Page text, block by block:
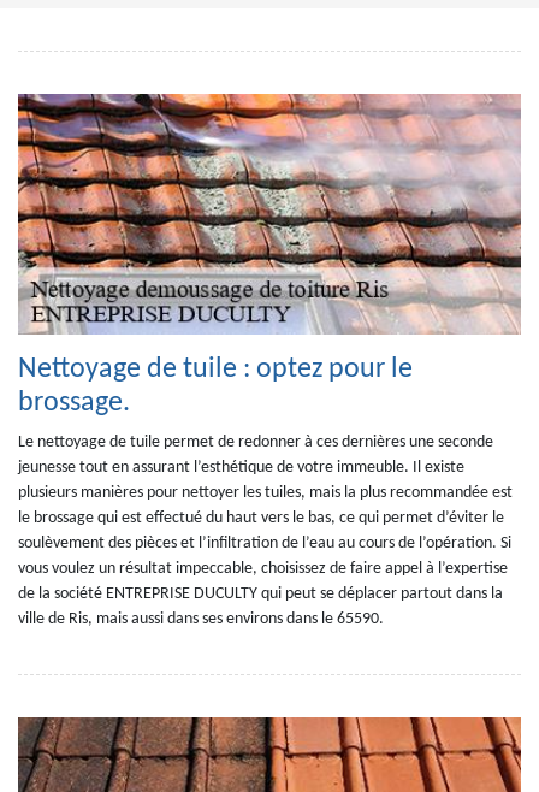
Nettoyage de tuile : optez pour le
brossage.
Le nettoyage de tuile permet de redonner à ces dernières une seconde
jeunesse tout en assurant l’esthétique de votre immeuble. Il existe
plusieurs manières pour nettoyer les tuiles, mais la plus recommandée est
le brossage qui est effectué du haut vers le bas, ce qui permet d’éviter le
soulèvement des pièces et l’infiltration de l’eau au cours de l’opération. Si
vous voulez un résultat impeccable, choisissez de faire appel à l’expertise
de la société ENTREPRISE DUCULTY qui peut se déplacer partout dans la
ville de Ris, mais aussi dans ses environs dans le 65590.